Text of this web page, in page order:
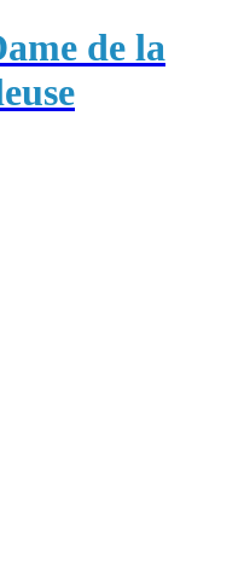
de la